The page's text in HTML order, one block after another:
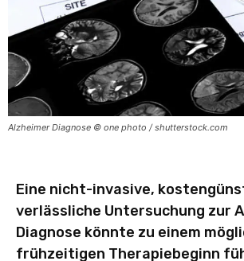
Alzheimer Diagnose © one photo / shutterstock.com
Eine nicht-invasive,
verlässliche Untersuchung zur
Diagnose könnte zu einem
frühzeitigen Therapiebeginn